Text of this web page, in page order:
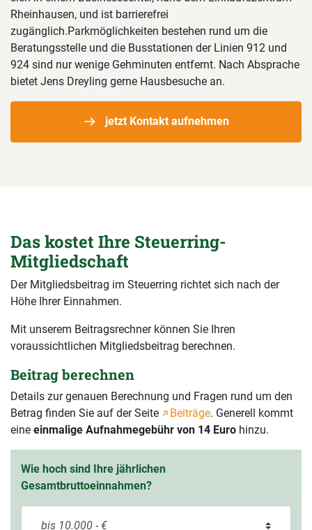
Rheinhausen, und ist barrierefrei
zugänglich.Parkmöglichkeiten bestehen rund um die
Beratungsstelle und die Busstationen der Linien 912 und
924 sind nur wenige Gehminuten entfernt. Nach Absprache
bietet Jens Dreyling gerne Hausbesuche an.
jetzt Kontakt aufnehmen
Das kostet Ihre Steuerring-
Mitgliedschaft
Der Mitgliedsbeitrag im Steuerring richtet sich nach der
Höhe Ihrer Einnahmen.
Mit unserem Beitragsrechner können Sie Ihren
voraussichtlichen Mitgliedsbeitrag berechnen.
Beitrag berechnen
Details zur genauen Berechnung und Fragen rund um den
Betrag finden Sie auf der Seite
Beiträge. Generell kommt
eine einmalige Aufnahmegebühr von 14 Euro hinzu.
Wie hoch sind Ihre jährlichen
Gesamtbruttoeinnahmen?